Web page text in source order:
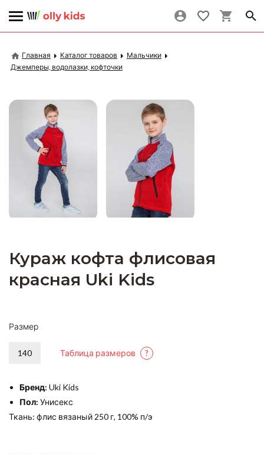
Главная Каталог товаров
Мальчики
Джемперы, водолазки, кофточки
Кураж кофта флисовая
красная Uki Kids
Размер
140 Таблица размеров ?
Бренд: Uki Kids
Пол: Унисекс
Ткань: флис вязаный 250 г, 100% п/э